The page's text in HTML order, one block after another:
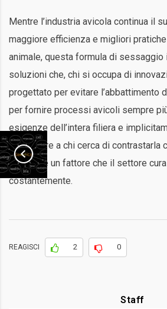
Mentre l’industria avicola continua il
maggiore efficienza e migliori
animale, questa formula di sessaggio
soluzioni che, chi si occupa di
progettato per evitare l’abbattimento
per fornire processi avicoli sempre
esigenze dell’intera filiera e
dimostrare a chi cerca di contrastarla
animale è un fattore che il settore
costantemente.
REAGISCI 2 0
Staff